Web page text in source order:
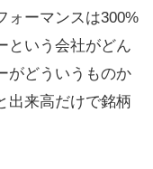
ォーマンスは300%
という会社がどん
がどういうものか
出来高だけで銘柄